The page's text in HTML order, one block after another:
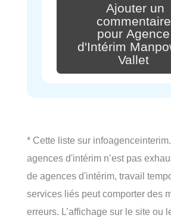
Ajouter un
commentaire
pour Agence
d'Intérim
Vallet
* Cette liste sur
agences d'intérim n’est pas
de agences d'intérim, travail
services liés peut comporter des
erreurs. L’affichage sur le site ou